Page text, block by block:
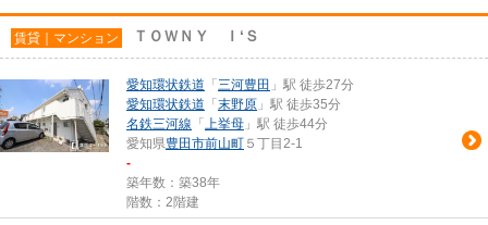
賃貸｜マンション ＴＯＷＮＹ Ｉ‘Ｓ
愛知環状鉄道 「 三河豊田 」駅 徒歩27分
愛知環状鉄道 「 末野原 」駅 徒歩35分
名鉄三河線 「 上挙母 」駅 徒歩44分
愛知県豊田市前山町 ５丁目2-1
-
築年数：築38年
階数：2階建